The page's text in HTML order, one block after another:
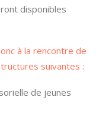
disponibles
à la rencontre de
suivantes :
de jeunes